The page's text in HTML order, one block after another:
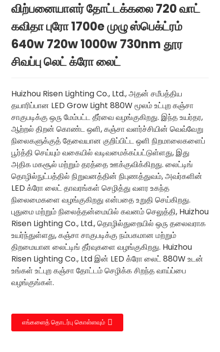
விற்பனையாளர் தோட்டக்கலை 720 வாட்
கவிதா புரோ 1700e முழு ஸ்பெக்ட்ரம்
640w 720w 1000w 730nm தூர
சிவப்பு லெட் க்ரோ லைட்
Huizhou Risen Lighting Co., Ltd., அதன் சமீபத்திய
தயாரிப்பான LED Grow Light 880W மூலம் உட்புற கஞ்சா
சாகுபடிக்கு ஒரு மேம்பட்ட தீர்வை வழங்குகிறது. இந்த உயர்தர,
ஆற்றல் திறன் கொண்ட ஒளி, கஞ்சா வளர்ச்சியின் வெவ்வேறு
நிலைகளுக்குத் தேவையான குறிப்பிட்ட ஒளி நிறமாலைகளைப்
பூர்த்தி செய்யும் வகையில் வடிவமைக்கப்பட்டுள்ளது, இது
அதிக மகசூல் மற்றும் தரத்தை ஊக்குவிக்கிறது. லைட்டிங்
தொழில்நுட்பத்தில் நிறுவனத்தின் நிபுணத்துவம், அவர்களின்
LED க்ரோ லைட் தாவரங்கள் செழித்து வளர உகந்த
நிலைமைகளை வழங்குகிறது என்பதை உறுதி செய்கிறது.
புதுமை மற்றும் நிலைத்தன்மையில் கவனம் செலுத்தி, Huizhou
Risen Lighting Co., Ltd., தொழில்துறையில் ஒரு தலைவராக
உயர்ந்துள்ளது, கஞ்சா சாகுபடிக்கு நம்பகமான மற்றும்
திறமையான லைட்டிங் தீர்வுகளை வழங்குகிறது. Huizhou
Risen Lighting Co., Ltd இன் LED க்ரோ லைட் 880W உடன்
உங்கள் உட்புற கஞ்சா தோட்டம் செழிக்க சிறந்த வாய்ப்பை
வழங்குங்கள்.
எங்களைத் தொடர்பு கொள்ளவும்